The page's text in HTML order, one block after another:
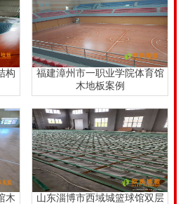
翻新，先要分析篮球木地板的
板漆面损伤是否严重，看篮球
是否受到影响，是否会影响到
球木地板表面是否有较多的划
的运动。
构
福建漳州市一职业学院体育馆
木地板案例
木
山东淄博市西域城篮球馆双层